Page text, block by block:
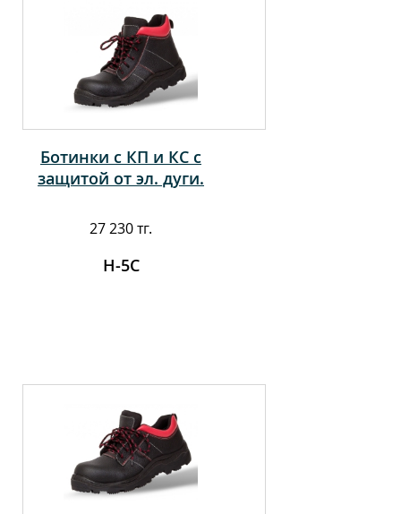
Ботинки с КП и КС с
защитой от эл. дуги.
27 230 тг.
Н-5С